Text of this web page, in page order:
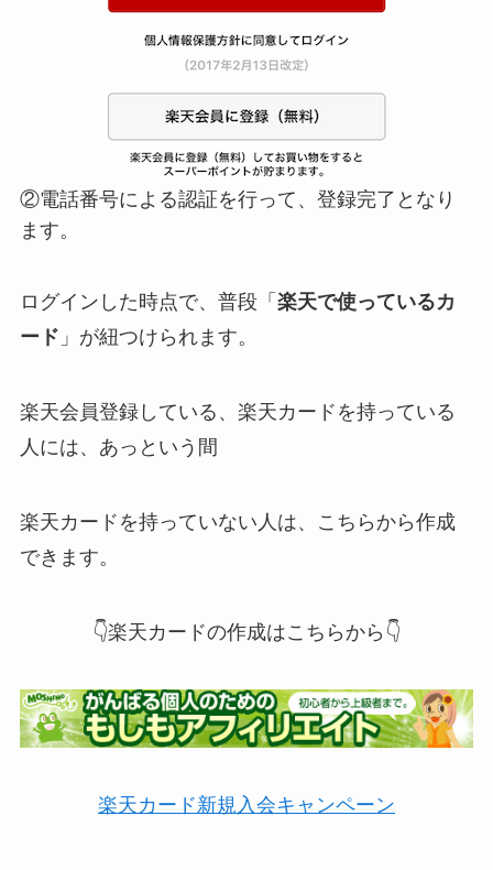
②電話番号による認証を行って、登録完了となり
ます。
ログインした時点で、普段「 楽天で使っているカ
ード 」が紐つけられます。
楽天会員登録している、楽天カードを持っている
人には、あっという間
楽天カードを持っていない人は、こちらから作成
できます。
👇楽天カードの作成はこちらから👇
楽天カード新規入会キャンペーン